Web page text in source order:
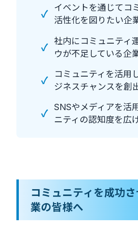
✓
イベントを通じてコ
活性化を図りたい企
✓
社内にコミュニティ
ウが不足している企
✓
コミュニティを活用
ジネスチャンスを創
✓
SNSやメディアを活
ニティの認知度を広
コミュニティを成功
業の皆様へ